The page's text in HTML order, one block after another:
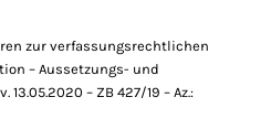
zur verfassungsrechtlichen
– Aussetzungs- und
– ZB 427/19 – Az.: